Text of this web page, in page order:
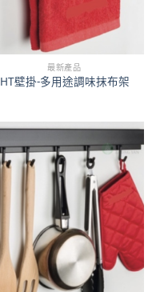
最新產品
HT壁掛-多用途調味抹布架